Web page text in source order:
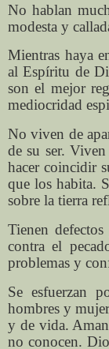
No hablan
modesta y
Mientras haya
al Espíritu de
son el mejor
mediocridad
No viven de
de su ser.
hacer coincidir
que los habita.
sobre la tierra
Tienen
contra el
problemas y
Se esfuerzan
hombres y
y de vida.
no conocen.